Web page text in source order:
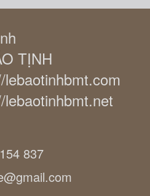
TỊNH
lebaotinhbmt.com
lebaotinhbmt.net
837